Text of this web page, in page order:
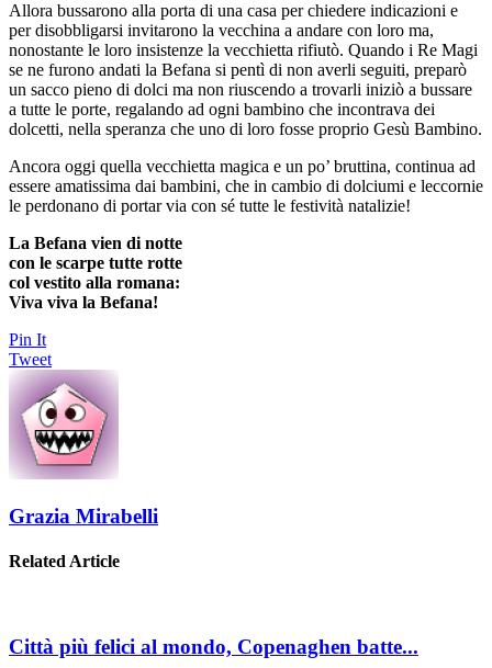
Allora bussarono alla porta di una casa per chiedere indicazioni e
per disobbligarsi invitarono la vecchina a andare con loro ma,
nonostante le loro insistenze la vecchietta rifiutò. Quando i Re Magi
se ne furono andati la Befana si pentì di non averli seguiti, preparò
un sacco pieno di dolci ma non riuscendo a trovarli iniziò a bussare
a tutte le porte, regalando ad ogni bambino che incontrava dei
dolcetti, nella speranza che uno di loro fosse proprio Gesù Bambino.
Ancora oggi quella vecchietta magica e un po’ bruttina, continua ad
essere amatissima dai bambini, che in cambio di dolciumi e leccornie
le perdonano di portar via con sé tutte le festività natalizie!
La Befana vien di notte
con le scarpe tutte rotte
col vestito alla romana:
Viva viva la Befana!
Pin It
Tweet
Grazia Mirabelli
Related Article
Città più felici al mondo, Copenaghen batte...